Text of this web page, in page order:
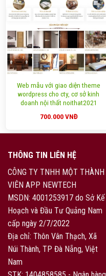
Web mẫu với giao diện theme
wordpress cho cty, cơ sở kinh
doanh nội thất noithat2021
700.000VNĐ
THÔNG TIN LIÊN HỆ
CÔNG TY TNHH MỘT THÀNH
VIÊN APP NEWTECH
MSDN: 4001253917 do Sở Kế
Hoạch và Đầu Tư Quảng Nam
cấp ngày 2/7/2022
Địa chỉ: Thôn Vân Thạch, Xã
Núi Thành, TP Đà Nẵng, Việt
Nam